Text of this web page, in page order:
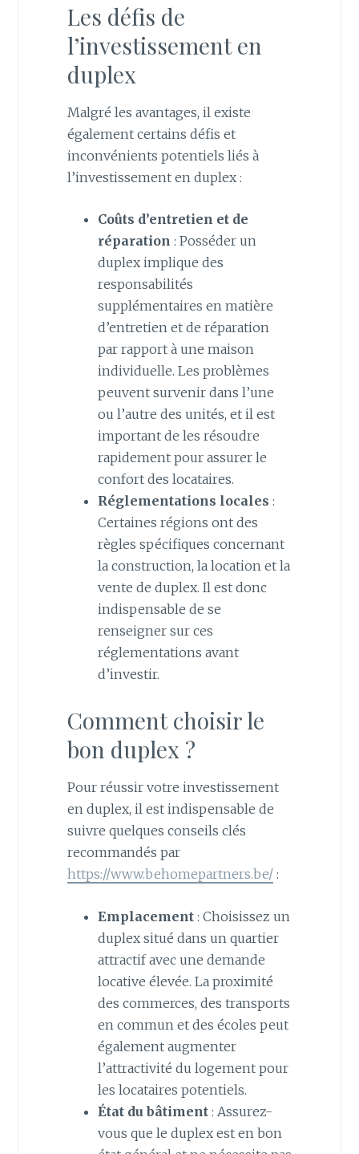
Les défis de
l’investissement en
duplex
Malgré les avantages, il existe
également certains défis et
inconvénients potentiels liés à
l’investissement en duplex :
Coûts d’entretien et de
réparation : Posséder un
duplex implique des
responsabilités
supplémentaires en matière
d’entretien et de réparation
par rapport à une maison
individuelle. Les problèmes
peuvent survenir dans l’une
ou l’autre des unités, et il est
important de les résoudre
rapidement pour assurer le
confort des locataires.
Réglementations locales :
Certaines régions ont des
règles spécifiques concernant
la construction, la location et la
vente de duplex. Il est donc
indispensable de se
renseigner sur ces
réglementations avant
d’investir.
Comment choisir le
bon duplex ?
Pour réussir votre investissement
en duplex, il est indispensable de
suivre quelques conseils clés
recommandés par
https://www.behomepartners.be/:
Emplacement: Choisissez un
duplex situé dans un quartier
attractif avec une demande
locative élevée. La proximité
des commerces, des transports
en commun et des écoles peut
également augmenter
l’attractivité du logement pour
les locataires potentiels.
État du bâtiment: Assurez-
vous que le duplex est en bon